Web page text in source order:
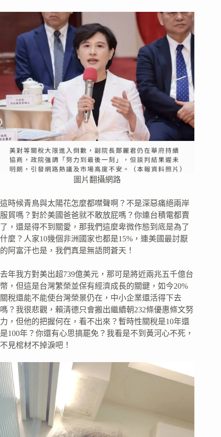
圖片翻攝網路
這時候青鳥與太陽花怎麼都噤聲啊？不是深惡痛絕兩岸
服貿嗎？對於美國爸爸就不敢放屁嗎？你連台積電都賣
了，還是得不到關愛，那我們這麼卑微作態到底是為了
什麼？人家10幾個非洲國家也都是15%，連美國最討厭
的阿富汗也是，我們真是無語問蒼天！
去年我方對美出超739億美元，那可是將近兩兆五千億台
幣，但這是台灣繁榮並保有經濟成長的關鍵，如今20%
關稅還能不能使台灣榮景仍在，中小企業還活得下去
嗎？我很悲觀，賴清德只會搬出繼續朝232條優惠條文努
力，但他的把握何在，看不出來？暫時性關稅是10年還
是100年？你還有心思搞罷免？我看是不到黃河心不死，
不見棺材不掉淚吧！